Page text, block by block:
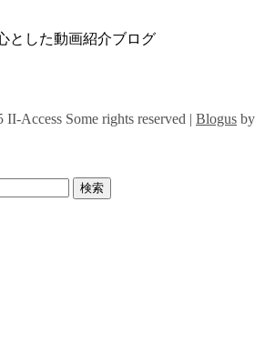
とした動画紹介ブログ
Access Some rights reserved | Blogus by